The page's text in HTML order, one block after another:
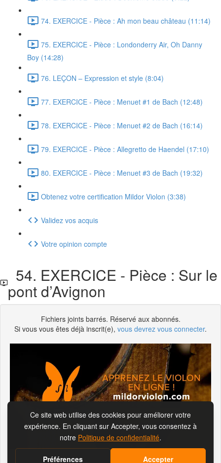
74. EXERCICE - Pièce : Ah mon beau château (11:14)
75. EXERCICE - Pièce : Londonderry Air, Oh Danny
Boy (14:28)
76. LEÇON – Expression et style (8:04)
77. EXERCICE - Pièce : Menuet #1 de Bach (12:48)
78. EXERCICE - Pièce : Menuet #2 de Bach (16:14)
79. EXERCICE - Pièce : Allegretto de Haendel (17:10)
80. EXERCICE - Pièce : Menuet #3 de Bach (19:32)
Obtenez votre certification Mildor Violon (3:38)
Validez vos acquis
Votre opinion compte
54. EXERCICE - Pièce : Sur le
pont d’Avignon
Fichiers joints barrés. Réservé aux abonnés.
Si vous vous êtes déjà inscrit(e), vous devrez vous connecter.
S'abonner pour visionner